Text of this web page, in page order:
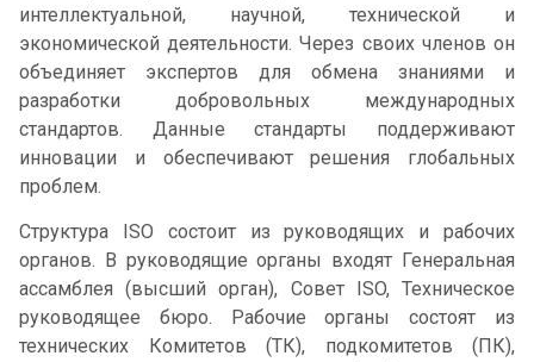
интеллектуальной, научной, технической и
экономической деятельности. Через своих членов он
объединяет экспертов для обмена знаниями и
разработки добровольных международных
стандартов. Данные стандарты поддерживают
инновации и обеспечивают решения глобальных
проблем.
Структура ISO состоит из руководящих и рабочих
органов. В руководящие органы входят Генеральная
ассамблея (высший орган), Совет ISO, Техническое
руководящее бюро. Рабочие органы состоят из
технических Комитетов (ТК), подкомитетов (ПК),